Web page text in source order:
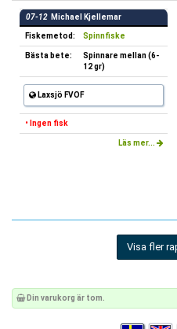
07-12 Michael Kjellemar
Fiskemetod: Spinnfiske
Bästa bete:
Spinnare mellan (6-
12 gr)
Laxsjö FVOF
• Ingen fisk
Läs mer...
Visa fler
Din varukorg är tom.